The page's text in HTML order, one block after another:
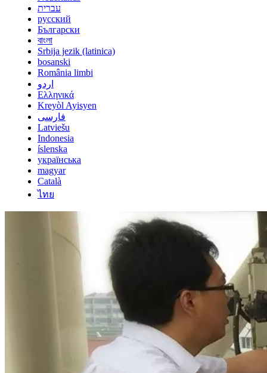
עברית
русский
Български
বাংলা
Srbija jezik (latinica)
bosanski
România limbi
اردو
Ελληνικά
Kreyòl Ayisyen
فارسی
Latviešu
Indonesia
íslenska
українська
magyar
Català
ไทย